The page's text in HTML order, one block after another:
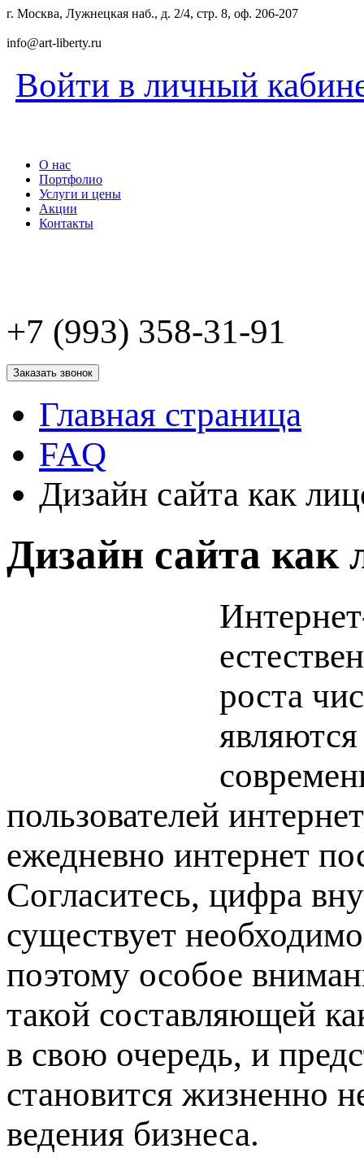
г. Москва, Лужнецкая наб., д. 2/4, стр. 8, оф. 206-207
info@art-liberty.ru
Войти в личный
О нас
Портфолио
Услуги и цены
Акции
Контакты
+7 (993) 358-31-91
Заказать звонок
Главная страница
FAQ
Дизайн сайта как
Дизайн сайта
роста
пользователей
ежедневно интернет
Согласитесь, цифра
существует
поэтому особое
такой составляющей
в свою очередь, и
становится жизненно
ведения бизнеса.